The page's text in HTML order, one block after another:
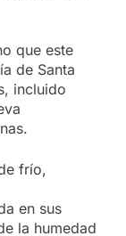
que este
de Santa
incluido
frío,
en sus
la humedad